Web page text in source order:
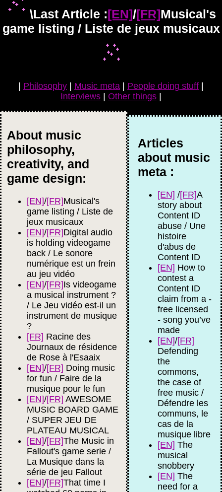
\Last Article :[EN]/[FR]Musical's
game listing / Liste de jeux musicaux
Philosophy Music meta People doing stuff
Interviews
Other things
About music
philosophy,
creativity, and
game design:
[EN]/[FR]Musical's
game listing / Liste de
jeux musicaux
[EN]/[FR]Digital audio
is holding videogame
back / Le sonore
numérique est un frein
au jeu vidéo
[EN]/[FR]Is videogame
a musical instrument ?
/ Le Jeu vidéo est-il un
instrument de musique
?
[FR] Racine des
Journaux de résidence
de Rose à l'Esaaix
[EN]/[FR] Doing music
for fun / Faire de la
musique pour le fun
[EN]/[FR] AWESOME
MUSIC BOARD GAME
/ SUPER JEU DE
PLATEAU MUSICAL
[EN]/[FR]The Music in
Fallout's game serie /
La Musique dans la
série de jeu Fallout
[EN]/[FR]That time I
Articles
about music
meta :
[EN] /[FR]A
story about
Content ID
abuse / Une
histoire
d'abus de
Content ID
[EN] How to
contest a
Content ID
claim from a -
free licensed
- song you’ve
made
[EN]/[FR]
Defending
the
commons,
the case of
free music /
Défendre les
communs, le
cas de la
musique libre
[EN] The
musical
snobbery
[EN] The
need for a